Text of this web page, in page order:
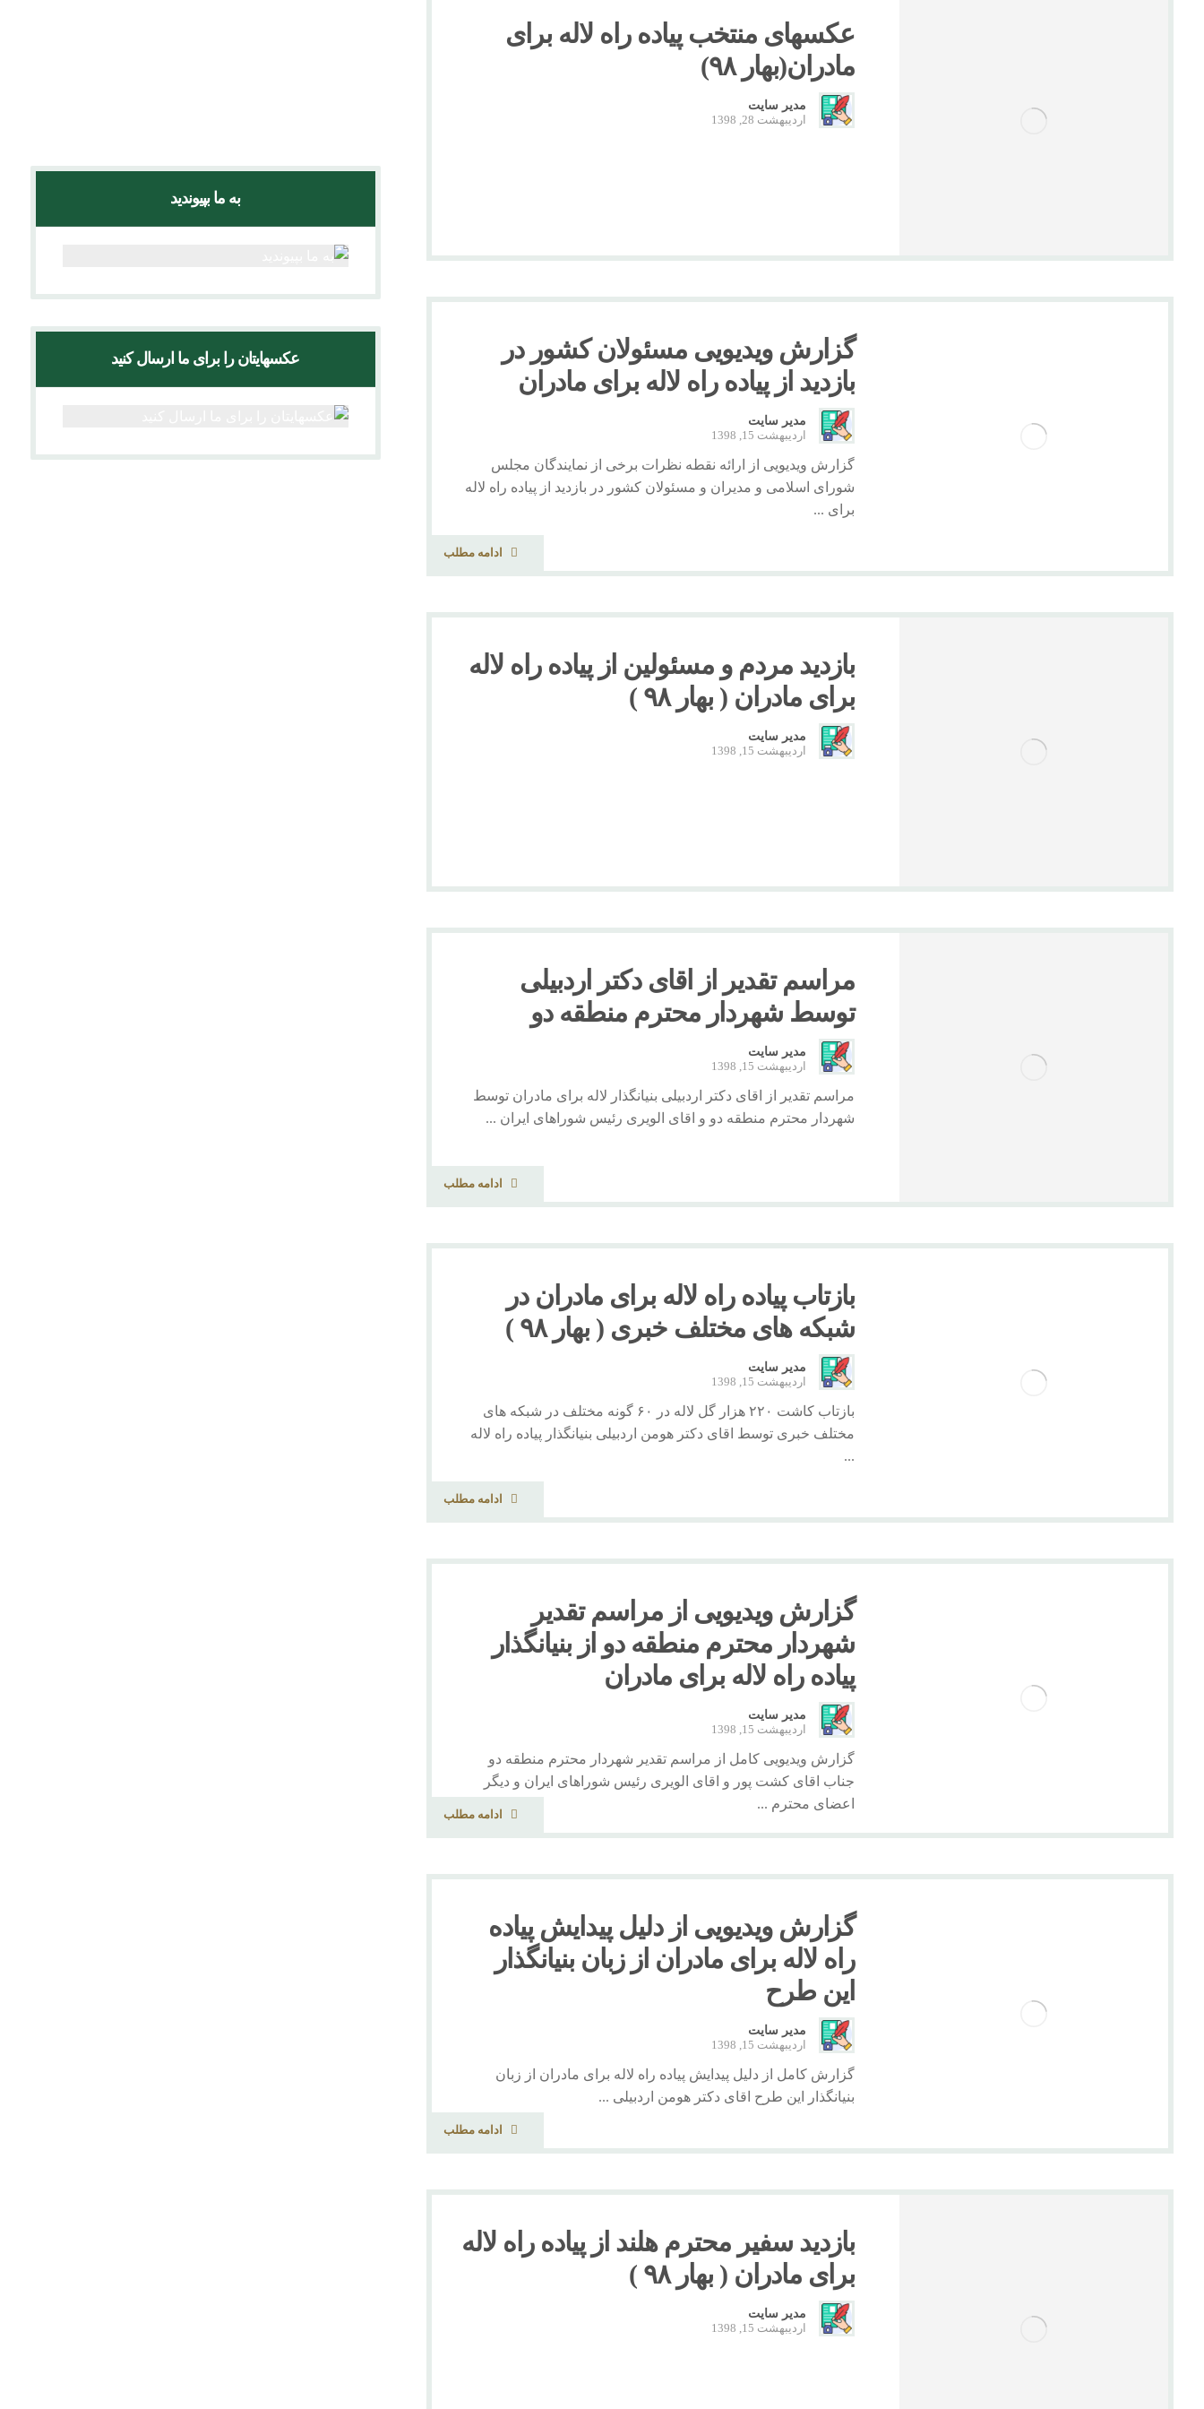
عکسهای منتخب پیاده راه لاله برای
مادران(بهار ۹۸)
مدیر سایت
اردیبهشت 28, 1398
گزارش ویدیویی مسئولان کشور در
بازدید از پیاده راه لاله برای مادران
مدیر سایت
اردیبهشت 15, 1398
گزارش ویدیویی از ارائه نقطه نظرات برخی از نمایندگان مجلس
شورای اسلامی و مدیران و مسئولان کشور در بازدید از پیاده راه لاله
برای ...
ادامه مطلب
بازدید مردم و مسئولین از پیاده راه لاله
برای مادران ( بهار ۹۸ )
مدیر سایت
اردیبهشت 15, 1398
مراسم تقدیر از اقای دکتر اردبیلی
توسط شهردار محترم منطقه دو
مدیر سایت
اردیبهشت 15, 1398
مراسم تقدیر از اقای دکتر اردبیلی بنیانگذار لاله برای مادران توسط
شهردار محترم منطقه دو و اقای الویری رئیس شوراهای ایران ...
ادامه مطلب
بازتاب پیاده راه لاله برای مادران در
شبکه های مختلف خبری ( بهار ۹۸ )
مدیر سایت
اردیبهشت 15, 1398
بازتاب کاشت ۲۲۰ هزار گل لاله در ۶۰ گونه مختلف در شبکه های
مختلف خبری توسط اقای دکتر هومن اردبیلی بنیانگذار پیاده راه لاله
...
ادامه مطلب
گزارش ویدیویی از مراسم تقدیر
شهردار محترم منطقه دو از بنیانگذار
پیاده راه لاله برای مادران
مدیر سایت
اردیبهشت 15, 1398
گزارش ویدیویی کامل از مراسم تقدیر شهردار محترم منطقه دو
جناب اقای کشت پور و اقای الویری رئیس شوراهای ایران و دیگر
اعضای محترم ...
ادامه مطلب
گزارش ویدیویی از دلیل پیدایش پیاده
راه لاله برای مادران از زبان بنیانگذار
این طرح
مدیر سایت
اردیبهشت 15, 1398
گزارش کامل از دلیل پیدایش پیاده راه لاله برای مادران از زبان
بنیانگذار این طرح اقای دکتر هومن اردبیلی ...
ادامه مطلب
بازدید سفیر محترم هلند از پیاده راه لاله
برای مادران ( بهار ۹۸ )
مدیر سایت
اردیبهشت 15, 1398
به ما بپیوندید
عکسهایتان را برای ما ارسال کنید